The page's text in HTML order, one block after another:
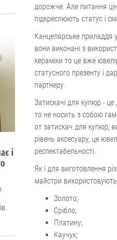
дорожче. Але питання
підкреслюють статус і
Канцелярське приладдя
вони виконані з
кераміки то це вже
статусного презенту і
партнеру.
Затискачі для купюр - це
то не носить з собою
от затискач для купюр,
рівень аксесуару, це
респектабельності.
Як і для виготовлення
майстри
Золото;
Срібло;
Платину;
Каучук;
і